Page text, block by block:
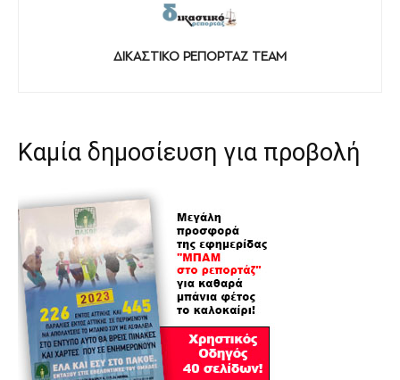
ΔΙΚΑΣΤΙΚΟ ΡΕΠΟΡΤΑΖ TEAM
Καμία δημοσίευση για προβολή